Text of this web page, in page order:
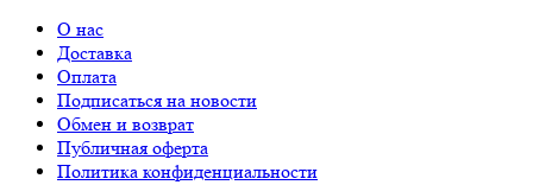
О нас
Доставка
Оплата
Подписаться на новости
Обмен и возврат
Публичная оферта
Политика конфиденциальности